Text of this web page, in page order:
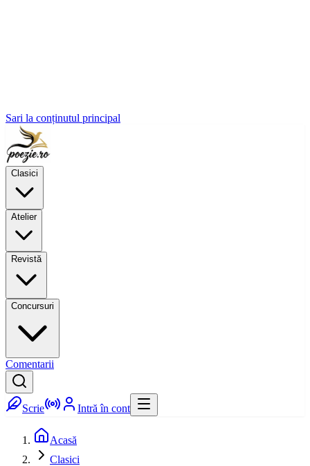
Sari la conținutul principal
Clasici
Atelier
Revistă
Concursuri
Comentarii
Scrie Intră în cont
Acasă
Clasici